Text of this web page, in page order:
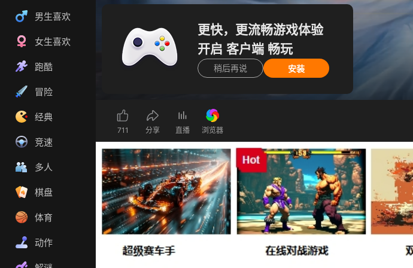
男生喜欢
女生喜欢
跑酷
冒险
经典
竞速
多人
棋盘
体育
动作
更快，更流畅游戏体验
开启 客户端 畅玩
稍后再说 安装
711 分享 直播 浏览器